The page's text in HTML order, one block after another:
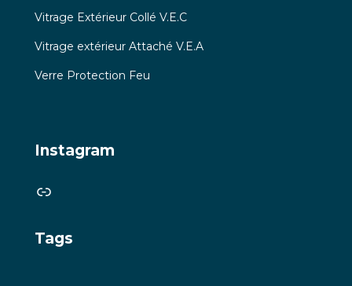
Vitrage Extérieur Collé V.E.C
Vitrage extérieur Attaché V.E.A
Verre Protection Feu
Instagram
Link
Tags